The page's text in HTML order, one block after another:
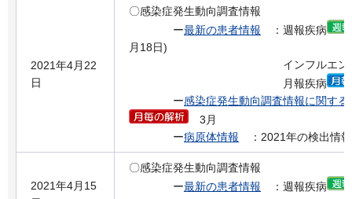
2021年4月22
日
〇感染症発生動向調査情報
ー最新の患者情報 ：週報疾病
月18日)
インフルエンザの流
月報疾病
ー感染症発生動向調査情報に関す
3月
ー病原体情報 ：2021年の検出情報
2021年4月15
〇感染症発生動向調査情報
ー最新の患者情報 ：週報疾病